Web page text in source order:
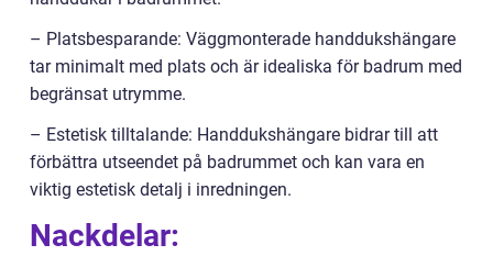
– Platsbesparande: Väggmonterade handdukshängare
tar minimalt med plats och är idealiska för badrum med
begränsat utrymme.
– Estetisk tilltalande: Handdukshängare bidrar till att
förbättra utseendet på badrummet och kan vara en
viktig estetisk detalj i inredningen.
Nackdelar: